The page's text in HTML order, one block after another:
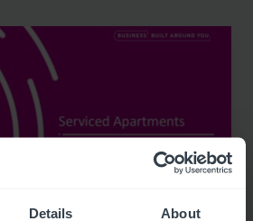
Details About